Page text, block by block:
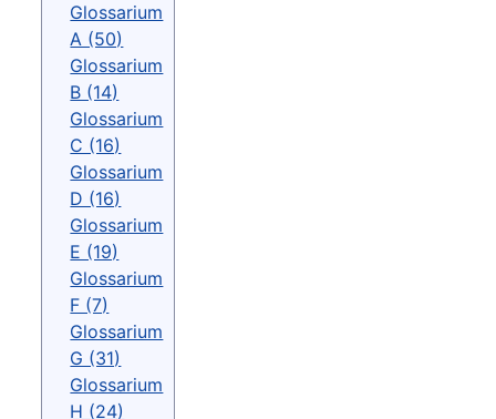
Glossarium
A (50)
Glossarium
B (14)
Glossarium
C (16)
Glossarium
D (16)
Glossarium
E (19)
Glossarium
F (7)
Glossarium
G (31)
Glossarium
H (24)